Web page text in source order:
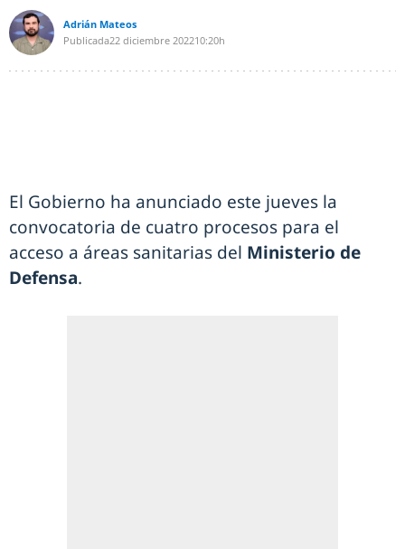
Adrián Mateos
Publicada22 diciembre 202210:20h
El Gobierno ha anunciado este jueves la
convocatoria de cuatro procesos para el
acceso a áreas sanitarias del Ministerio de
Defensa.